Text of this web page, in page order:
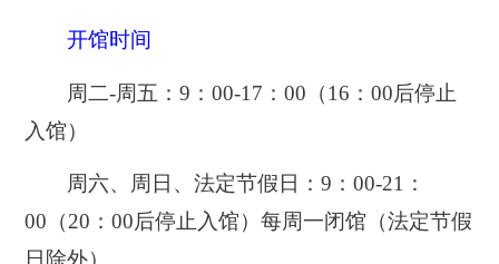
开馆时间
周二-周五：9：00-17：00（16：00后停止
入馆）
周六、周日、法定节假日：9：00-21：
00（20：00后停止入馆）每周一闭馆（法定节假
日除外）